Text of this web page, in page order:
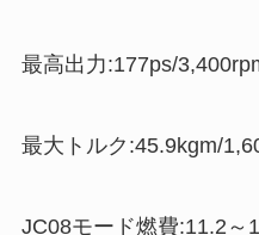
最高出力:177ps/
最大トルク:45.9kgm/
JC08モード燃費:11.2～